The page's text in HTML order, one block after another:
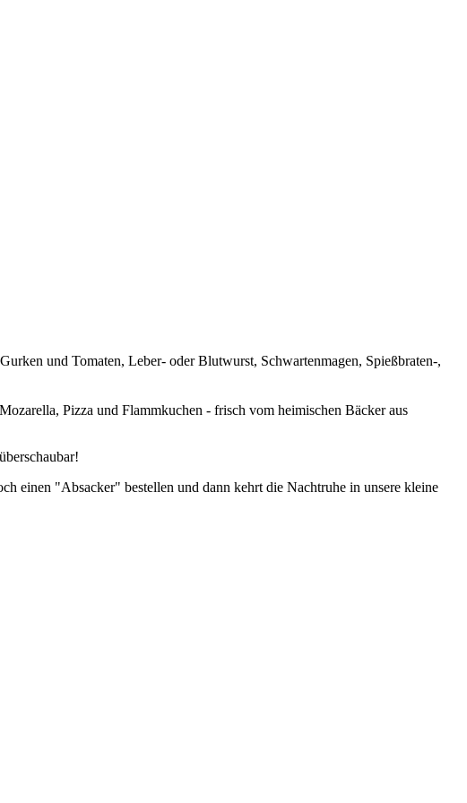
und Tomaten, Leber- oder Blutwurst, Schwartenmagen, Spießbraten-,
Pizza und Flammkuchen - frisch vom heimischen Bäcker aus
einen "Absacker" bestellen und dann kehrt die Nachtruhe in unsere kleine